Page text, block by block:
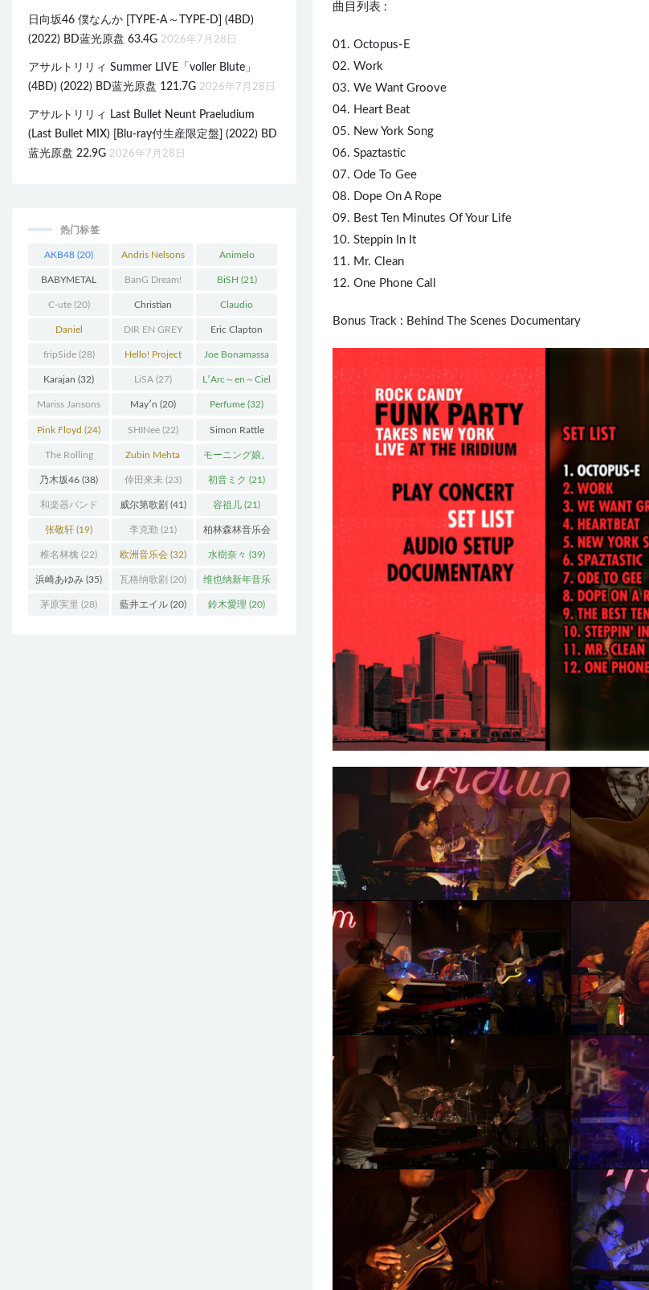
曲目列表 :
01. Octopus-E
02. Work
03. We Want Groove
04. HeartBeat
05. New York Song
06. Spaztastic
07. Ode To Gee
08. Dope On A Rope
09. Best Ten Minutes Of Your Life
10. Steppin In It
11. Mr. Clean
12. One Phone Call
Bonus Track : Behind The Scenes Documentary
日向坂46 僕なんか [TYPE-A～TYPE-D] (4BD)
(2022) BD蓝光原盘 63.4G 2026年7月28日
アサルトリリィ Summer LIVE「voller Blute」
(4BD) (2022) BD蓝光原盘 121.7G 2026年7月28日
アサルトリリィ Last Bullet Neunt Praeludium
(Last Bullet MIX) [Blu-ray付生産限定盤] (2022) BD
蓝光原盘 22.9G 2026年7月28日
热门标签
AKB48 (20) Andris Nelsons
(22)
Animelo
Summer Live
(34)
BABYMETAL
(22)
BanG Dream!
(48)
BiSH (21)
C-ute(20) Christian
Thielemann(36)
Claudio
Abbado(25)
Daniel
Barenboim(37)
DIR EN GREY
(27)
Eric Clapton
(27)
fripSide(28) Hello! Project
(58)
Joe Bonamassa
(20)
Karajan (32) LiSA(27) L′Arc～en～Ciel
(41)
Mariss Jansons
(25)
May′n (20) Perfume (32)
Pink Floyd (24) SHINee(22) Simon Rattle
(43)
The Rolling
Stones(30)
Zubin Mehta
(19)
モーニング娘。
(27)
乃木坂46 (38) 倖田來未 (23) 初音ミク (21)
和楽器バンド
(25)
威尔第歌剧 (41) 容祖儿 (21)
张敬轩 (19) 李克勤 (21) 柏林森林音乐会
(22)
椎名林檎 (22) 欧洲音乐会(32) 水樹奈々 (39)
浜崎あゆみ (35) 瓦格纳歌剧 (20) 维也纳新年音乐
会(19)
茅原実里 (28) 藍井エイル(20) 鈴木愛理 (20)